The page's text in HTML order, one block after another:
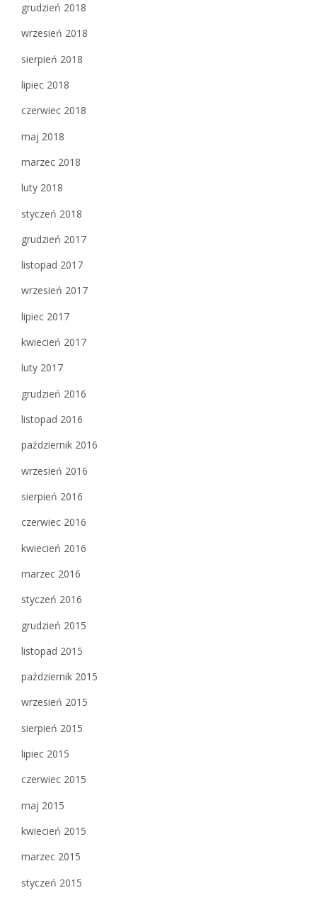
grudzień 2018
wrzesień 2018
sierpień 2018
lipiec 2018
czerwiec 2018
maj 2018
marzec 2018
luty 2018
styczeń 2018
grudzień 2017
listopad 2017
wrzesień 2017
lipiec 2017
kwiecień 2017
luty 2017
grudzień 2016
listopad 2016
październik 2016
wrzesień 2016
sierpień 2016
czerwiec 2016
kwiecień 2016
marzec 2016
styczeń 2016
grudzień 2015
listopad 2015
październik 2015
wrzesień 2015
sierpień 2015
lipiec 2015
czerwiec 2015
maj 2015
kwiecień 2015
marzec 2015
styczeń 2015